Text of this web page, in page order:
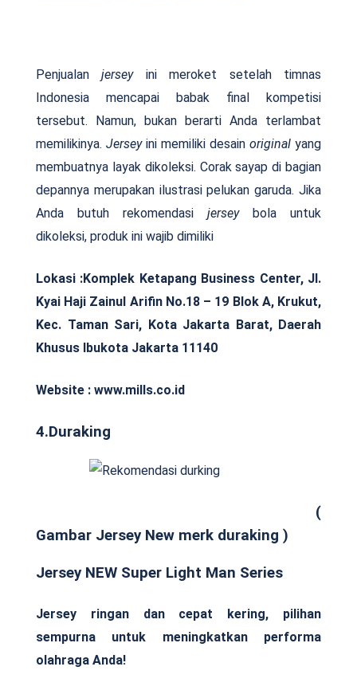
Penjualanjerseyini meroket setelah timnas
Indonesia mencapai babak final kompetisi
tersebut. Namun, bukan berarti Anda terlambat
memilikinya. Jerseyini memiliki desain original yang
membuatnya layak dikoleksi. Corak sayap di bagian
depannya merupakan ilustrasi pelukan garuda. Jika
Anda butuh rekomendasi jerseybola untuk
dikoleksi, produk ini wajib dimiliki
Lokasi :Komplek Ketapang Business Center, Jl.
Kyai Haji Zainul Arifin No.18 – 19 Blok A, Krukut,
Kec. Taman Sari, Kota Jakarta Barat, Daerah
Khusus Ibukota Jakarta 11140
Website : www.mills.co.id
4.Duraking
(
Gambar Jersey New merk duraking )
Jersey NEW Super Light Man Series
Jersey ringan dan cepat kering, pilihan
sempurna untuk meningkatkan performa
olahraga Anda!